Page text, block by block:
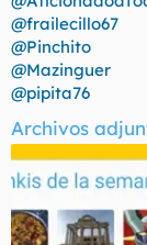
@frailecillo67
@Pinchito
@Mazinguer
@pipita76
Archivos